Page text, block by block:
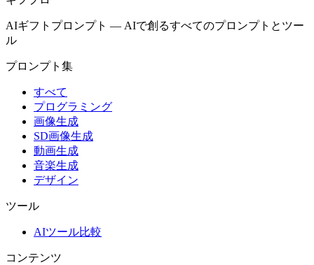
AIギフトプロンプト — AIで創るすべてのプロンプトとツー
ル
プロンプト集
すべて
プログラミング
画像生成
SD画像生成
動画生成
音楽生成
デザイン
ツール
AIツール比較
コンテンツ